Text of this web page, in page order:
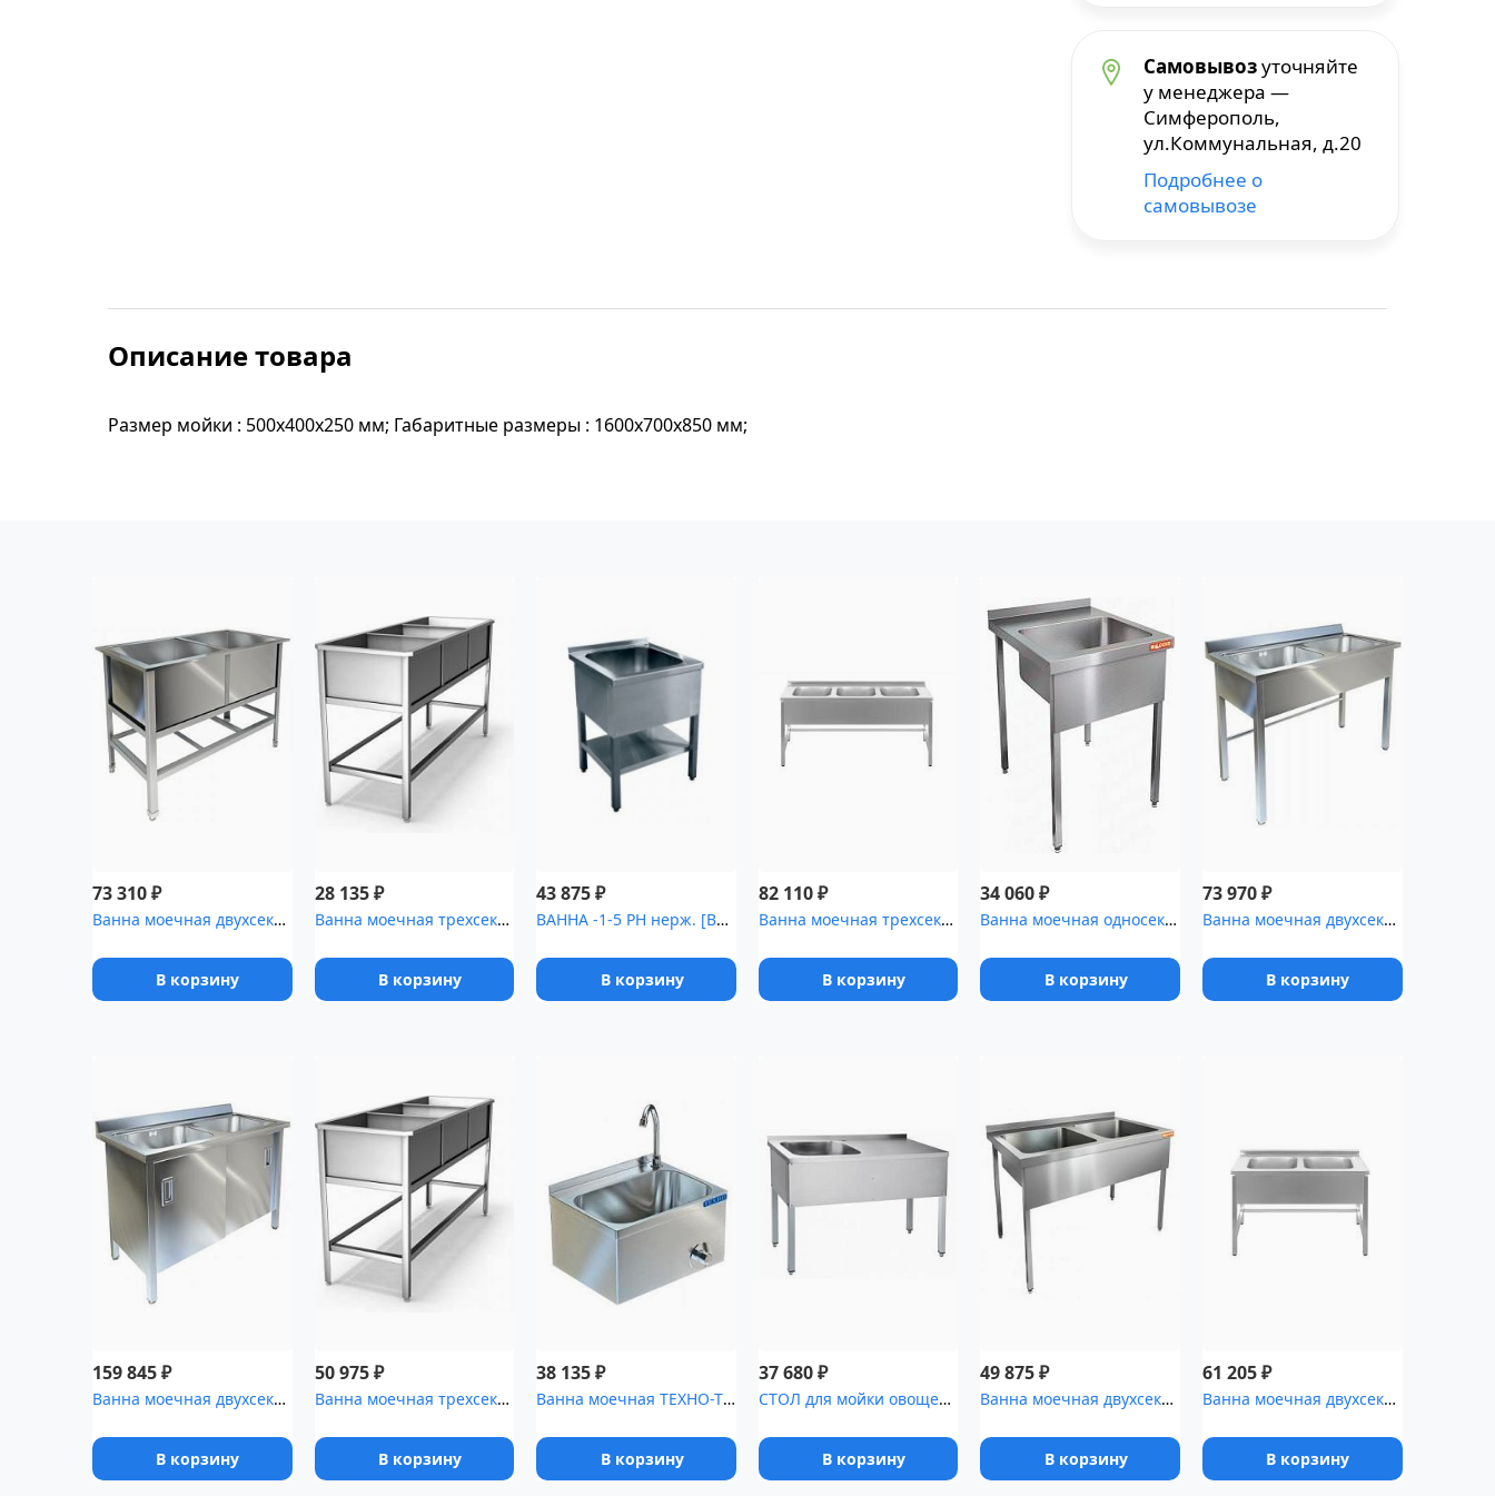
Самовывозуточняйте
у менеджера —
Симферополь,
ул.Коммунальная, д.20
Подробнее о
самовывозе
Описание товара
Размер мойки : 500х400х250 мм; Габаритные размеры : 1600х700х850 мм;
73 310₽
Ванна моечная двухсекционная ТЕХНО-ТТ ВМ-22/600 нерж
В корзину
28 135₽
Ванна моечная трехсекционная ВМ 3/5 нерж
В корзину
43 875₽
ВАННА -1-5 РН нерж. [ВМП-7]
В корзину
82 110₽
Ванна моечная трехсекционная Luxstahl ВМ3 18/6/8.5 [(0.8)]
В корзину
34 060₽
Ванна моечная односекционная HICOLD [НСО1М-6/7Б]
В корзину
73 970₽
Ванна моечная двухсекционная ТЕХНО-ТТ ВМ-22/456 нерж
В корзину
159 845₽
Ванна моечная двухсекционная с распашными дверками ТЕХНО-ТТ ВМ-25...
В корзину
50 975₽
Ванна моечная трехсекционная ВМ 3/7 нерж
В корзину
38 135₽
Ванна моечная ТЕХНО-ТТ ВМ 12/301 [(рукомойник)]
В корзину
37 680₽
СТОЛ для мойки овощей -3 РЧ [СМО-6]
В корзину
49 875₽
Ванна моечная двухсекционная HICOLD цельнотянутая [НСО2М-11/6Б]
В корзину
61 205₽
Ванна моечная двухсекционная Luxstahl ВМ2 12/7/8.5 [(0.8)]
В корзину